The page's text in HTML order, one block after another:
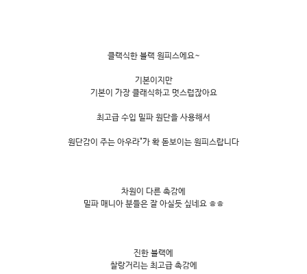
클랙식한 블랙 원피스에요~
기본이지만
기본이 가장 클래식하고 멋스럽잖아요
최고급 수입 밀파 원단을 사용해서
원단감이 주는 아우라"가 확 돋보이는 원피스랍니다
차원이 다른 촉감에
밀파 매니아 분들은 잘 아실듯 싶네요 ㅎㅎ
진한 블랙에
찰랑거리는 최고급 촉감에